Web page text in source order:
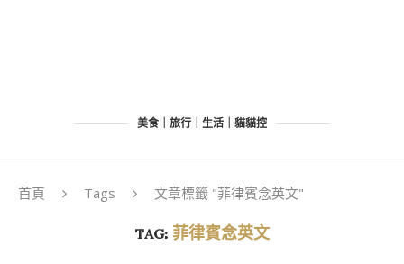
美食｜旅行｜生活｜貓貓控
首頁 Tags 文章標籤 "菲律賓念英文"
TAG:菲律賓念英文